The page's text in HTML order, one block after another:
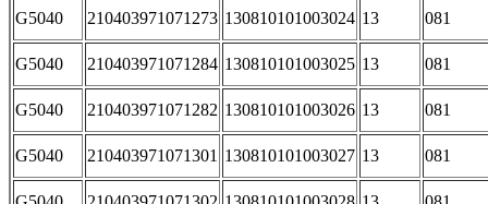
G5040 210403971071273 130810101003024 13 081
G5040 210403971071284 130810101003025 13 081
G5040 210403971071282 130810101003026 13 081
G5040 210403971071301 130810101003027 13 081